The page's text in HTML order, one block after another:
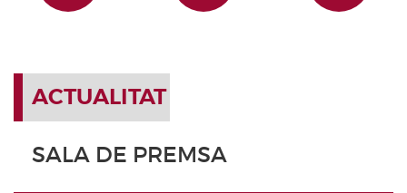
ACTUALITAT
SALA DE PREMSA